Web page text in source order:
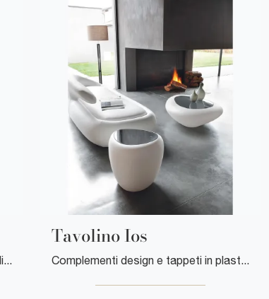
Tavolino Ios